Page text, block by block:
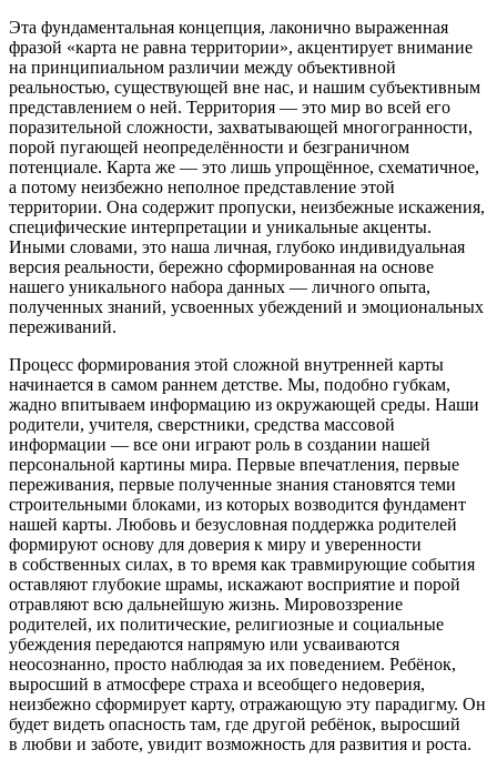
Эта фундаментальная концепция, лаконично выраженная
фразой «карта не равна территории», акцентирует внимание
на принципиальном различии между объективной
реальностью, существующей вне нас, и нашим субъективным
представлением о ней. Территория — это мир во всей его
поразительной сложности, захватывающей многогранности,
порой пугающей неопределённости и безграничном
потенциале. Карта же — это лишь упрощённое, схематичное,
а потому неизбежно неполное представление этой
территории. Она содержит пропуски, неизбежные искажения,
специфические интерпретации и уникальные акценты.
Иными словами, это наша личная, глубоко индивидуальная
версия реальности, бережно сформированная на основе
нашего уникального набора данных — личного опыта,
полученных знаний, усвоенных убеждений и эмоциональных
переживаний.
Процесс формирования этой сложной внутренней карты
начинается в самом раннем детстве. Мы, подобно губкам,
жадно впитываем информацию из окружающей среды. Наши
родители, учителя, сверстники, средства массовой
информации — все они играют роль в создании нашей
персональной картины мира. Первые впечатления, первые
переживания, первые полученные знания становятся теми
строительными блоками, из которых возводится фундамент
нашей карты. Любовь и безусловная поддержка родителей
формируют основу для доверия к миру и уверенности
в собственных силах, в то время как травмирующие события
оставляют глубокие шрамы, искажают восприятие и порой
отравляют всю дальнейшую жизнь. Мировоззрение
родителей, их политические, религиозные и социальные
убеждения передаются напрямую или усваиваются
неосознанно, просто наблюдая за их поведением. Ребёнок,
выросший в атмосфере страха и всеобщего недоверия,
неизбежно сформирует карту, отражающую эту парадигму. Он
будет видеть опасность там, где другой ребёнок, выросший
в любви и заботе, увидит возможность для развития и роста.